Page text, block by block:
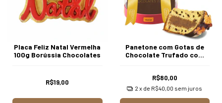
Placa Feliz Natal Vermelha
100g Borússia Chocolates
R$19,00
Panetone com Gotas de
Chocolate Trufado com
R$80,00
2 x de R$40,00 sem juros